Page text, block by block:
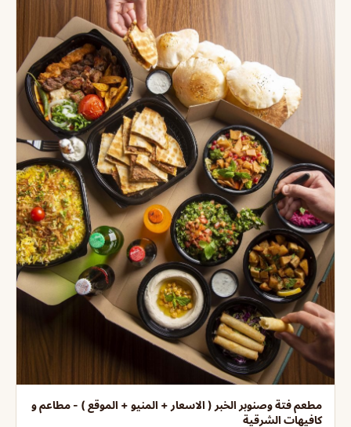
مطعم فتة وصنوبر الخبر ( الاسعار + المنيو + الموقع ) - مطاعم و
كافيهات الشرقية